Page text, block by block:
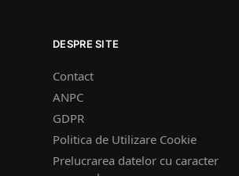
DESPRE SITE
Contact
ANPC
GDPR
Politica de Utilizare Cookie
Prelucrarea datelor cu caracter